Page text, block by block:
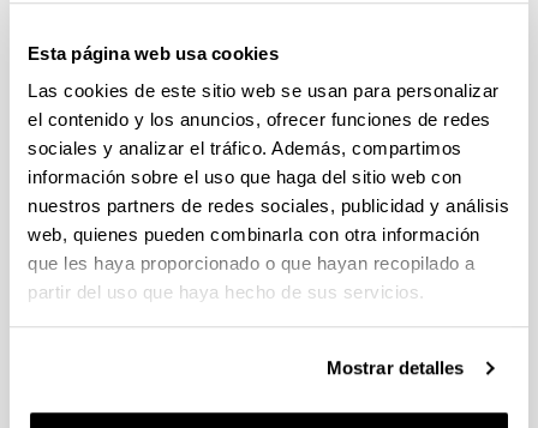
Esta página web usa cookies
Las cookies de este sitio web se usan para personalizar
el contenido y los anuncios, ofrecer funciones de redes
sociales y analizar el tráfico. Además, compartimos
información sobre el uso que haga del sitio web con
nuestros partners de redes sociales, publicidad y análisis
web, quienes pueden combinarla con otra información
que les haya proporcionado o que hayan recopilado a
partir del uso que haya hecho de sus servicios.
Mostrar detalles
victimológicos de la delincuencia
juvenil y de menores